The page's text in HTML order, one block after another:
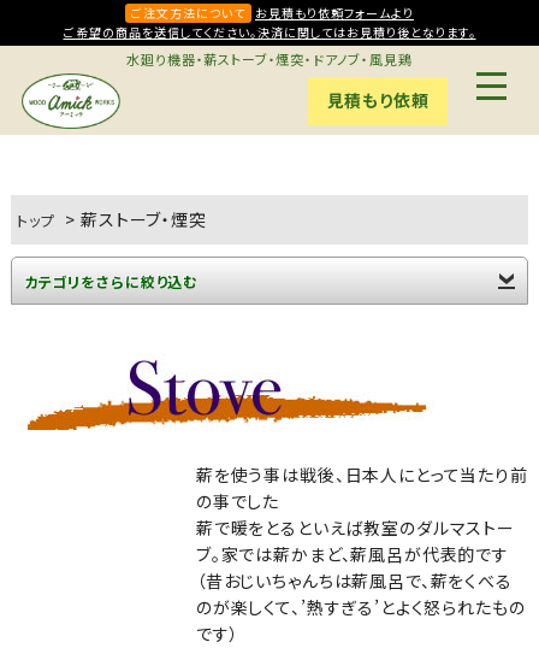
ご注文方法について
お見積もり依頼フォームより
ご希望の商品を送信してください。決済に関してはお見積り後となります。
水廻り機器・薪ストーブ・煙突・ドアノブ・風見鶏
見積もり依頼
トップ >薪ストーブ・煙突
カテゴリをさらに絞り込む
薪を使う事は戦後、日本人にとって当たり前
の事でした
薪で暖をとるといえば教室のダルマストー
ブ。家では薪かまど、薪風呂が代表的です
（昔おじいちゃんちは薪風呂で、薪をくべる
のが楽しくて、’熱すぎる’とよく怒られたもの
です）